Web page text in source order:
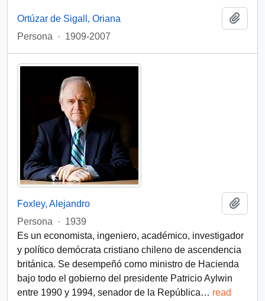
Ortúzar de Sigall, Oriana
Persona
· 1909-2007
Foxley, Alejandro
Persona
· 1939
Es un economista, ingeniero, académico, investigador
y político demócrata cristiano chileno de ascendencia
británica. Se desempeñó como ministro de Hacienda
bajo todo el gobierno del presidente Patricio Aylwin
entre 1990 y 1994, senador de la República… read